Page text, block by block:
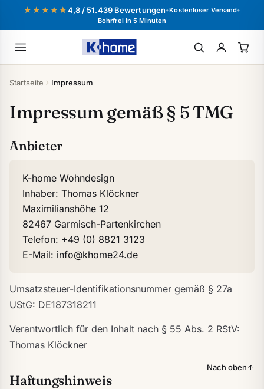
★★★★★
★★★★★4,8 / 51.439 Bewertungen•Kostenloser Versand•
Bohrfrei in 5 Minuten
Startseite Impressum
Impressum gemäß § 5 TMG
Anbieter
K-home Wohndesign
Inhaber: Thomas Klöckner
Maximilianshöhe 12
82467 Garmisch-Partenkirchen
Telefon: +49 (0) 8821 3123
E-Mail: info@khome24.de
Umsatzsteuer-Identifikationsnummer gemäß § 27a
UStG: DE187318211
Verantwortlich für den Inhalt nach § 55 Abs. 2 RStV:
Thomas Klöckner
Nach oben
Haftungshinweis